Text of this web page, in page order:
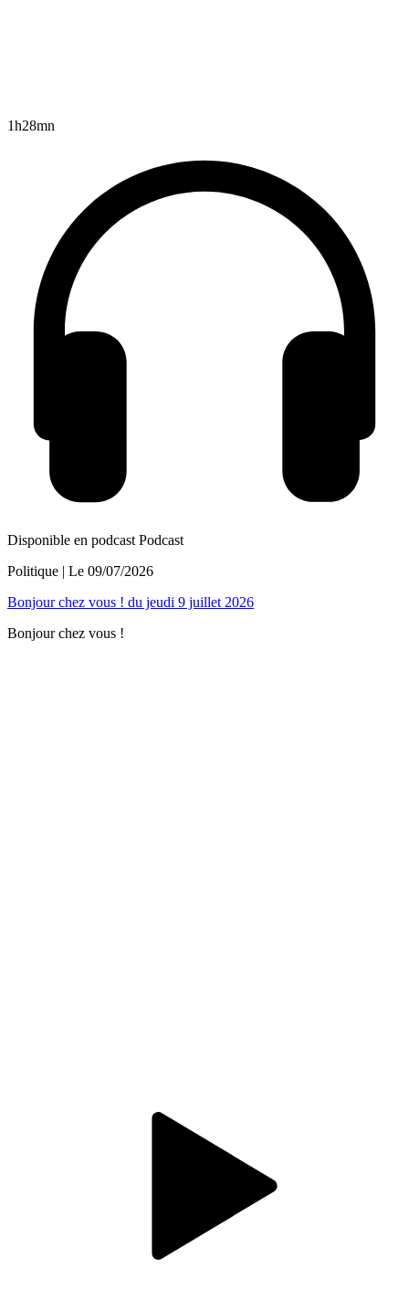
1h28mn
Disponible en podcast Podcast
Politique | Le 09/07/2026
Bonjour chez vous ! du jeudi 9 juillet 2026
Bonjour chez vous !